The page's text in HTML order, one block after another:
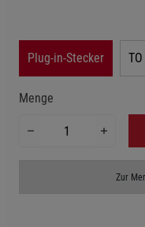
Plug-in-Stecker TO
Menge
Zur